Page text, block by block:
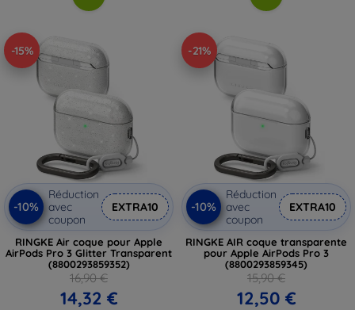
-15%
-10%
Réduction
avec
coupon
EXTRA10
RINGKE Air coque pour Apple
AirPods Pro 3 Glitter Transparent
(8800293859352)
16,90 €
14,32 €
-21%
-10%
Réduction
avec
coupon
EXTRA10
RINGKE AIR coque transparente
pour Apple AirPods Pro 3
(8800293859345)
15,90 €
12,50 €